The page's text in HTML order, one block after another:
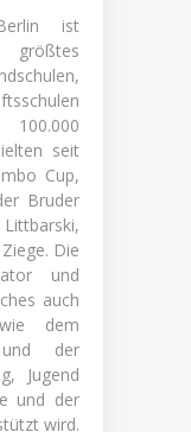
ist
seit
Cup,
Bruder
Littbarski,
Die
und
auch
dem
und der
Jugend
und der
wird.